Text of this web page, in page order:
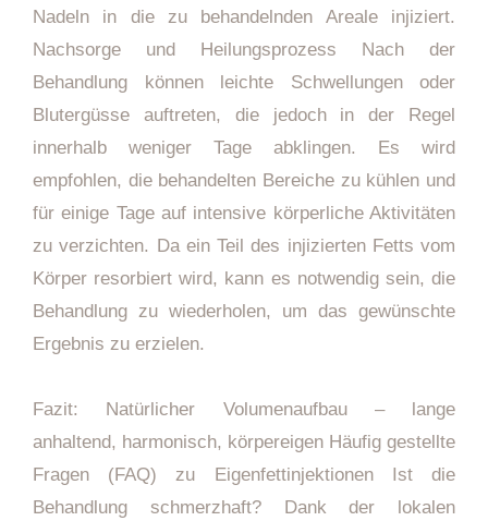
Nadeln in die zu behandelnden Areale injiziert.
Nachsorge und Heilungsprozess Nach der
Behandlung können leichte Schwellungen oder
Blutergüsse auftreten, die jedoch in der Regel
innerhalb weniger Tage abklingen. Es wird
empfohlen, die behandelten Bereiche zu kühlen und
für einige Tage auf intensive körperliche Aktivitäten
zu verzichten. Da ein Teil des injizierten Fetts vom
Körper resorbiert wird, kann es notwendig sein, die
Behandlung zu wiederholen, um das gewünschte
Ergebnis zu erzielen.
Fazit: Natürlicher Volumenaufbau – lange
anhaltend, harmonisch, körpereigen Häufig gestellte
Fragen (FAQ) zu Eigenfettinjektionen Ist die
Behandlung schmerzhaft? Dank der lokalen